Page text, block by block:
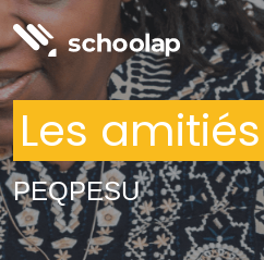
Les
PEQPESU